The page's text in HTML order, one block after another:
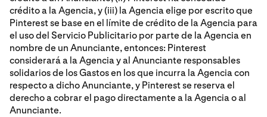
crédito a la Agencia, y (iii) la Agencia elige por escrito que
Pinterest se base en el límite de crédito de la Agencia para
el uso del Servicio Publicitario por parte de la Agencia en
nombre de un Anunciante, entonces: Pinterest
considerará a la Agencia y al Anunciante responsables
solidarios de los Gastos en los que incurra la Agencia con
respecto a dicho Anunciante, y Pinterest se reserva el
derecho a cobrar el pago directamente a la Agencia o al
Anunciante.